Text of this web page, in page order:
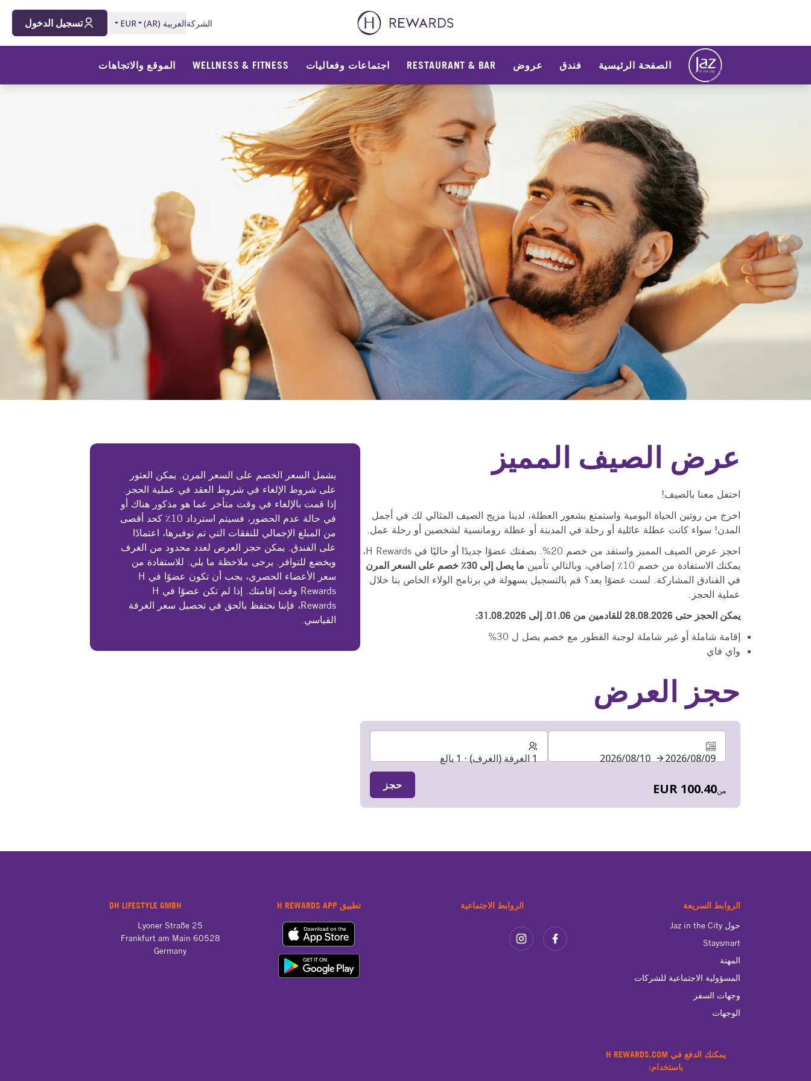
الشركةالعربية (
AR
)
EUR تسجيل الدخول
الصفحة الرئيسية فندق عروض RESTAURANT & BAR اجتماعات وفعاليات WELLNESS & FITNESS الموقع والاتجاهات
كن عضوًا ووفر ما يصل إلى 30٪ خصم
إقامة شاملة أو غير شاملة لوجبة الفطور
عرض الصيف المميز
احتفل معنا بالصيف!
اخرج من روتين الحياة اليومية واستمتع بشعور العطلة، لدينا مزيج الصيف المثالي لك في أجمل
المدن! سواء كانت عطلة عائلية أو رحلة في المدينة أو عطلة رومانسية لشخصين أو رحلة عمل.
احجز عرض الصيف المميز واستفد من خصم 20%. بصفتك عضوًا جديدًا أو حاليًا في H Rewards،
يمكنك الاستفادة من خصم 10٪ إضافي، وبالتالي تأمين
ما يصل إلى 30٪ خصم على السعر المرن
في الفنادق المشاركة. لست عضوًا بعد؟ قم بالتسجيل بسهولة في برنامج الولاء الخاص بنا خلال
عملية الحجز.
يمكن الحجز حتى 28.08.2026 للقادمين من 01.06. إلى 31.08.2026:
إقامة شاملة أو غير شاملة لوجبة الفطور مع خصم يصل ل 30%
واي فاي
حجز العرض
09‏/08‏/2026
10‏/08‏/2026
من100.40 EUR
1 الغرفة (الغرف) ⋅ 1 بالغ
حجز
يشمل السعر الخصم على السعر المرن. يمكن العثور
على شروط الإلغاء في شروط العقد في عملية الحجز.
إذا قمت بالإلغاء في وقت متأخر عما هو مذكور هناك أو
في حالة عدم الحضور، فسيتم استرداد 10٪ كحد أقصى
من المبلغ الإجمالي للنفقات التي تم توفيرها، اعتمادًا
على الفندق. يمكن حجز العرض لعدد محدود من الغرف
ويخضع للتوافر. يرجى ملاحظة ما يلي: للاستفادة من
سعر الأعضاء الحصري، يجب أن تكون عضوًا في H
Rewards وقت إقامتك. إذا لم تكن عضوًا في H
Rewards، فإننا نحتفظ بالحق في تحصيل سعر الغرفة
القياسي.
الروابط السريعة
حول Jaz in the City
Staysmart
المهنة
المسؤولية الاجتماعية للشركات
وجهات السفر
الوجهات
الروابط الاجتماعية تطبيق H REWARDS APP
DH LIFESTYLE GMBH
Germany
يمكنك الدفع في H REWARDS.COM
باستخدام: